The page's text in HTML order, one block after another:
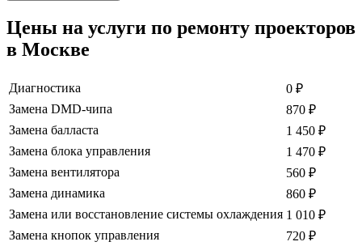
Цены на услуги по ремонту проекторов
в Москве
Диагностика 0 ₽
Замена DMD-чипа
870 ₽
Замена балласта
1 450 ₽
Замена блока управления
1 470 ₽
Замена вентилятора
560 ₽
Замена динамика
860 ₽
Замена или восстановление системы охлаждения 1 010 ₽
Замена кнопок управления
720 ₽